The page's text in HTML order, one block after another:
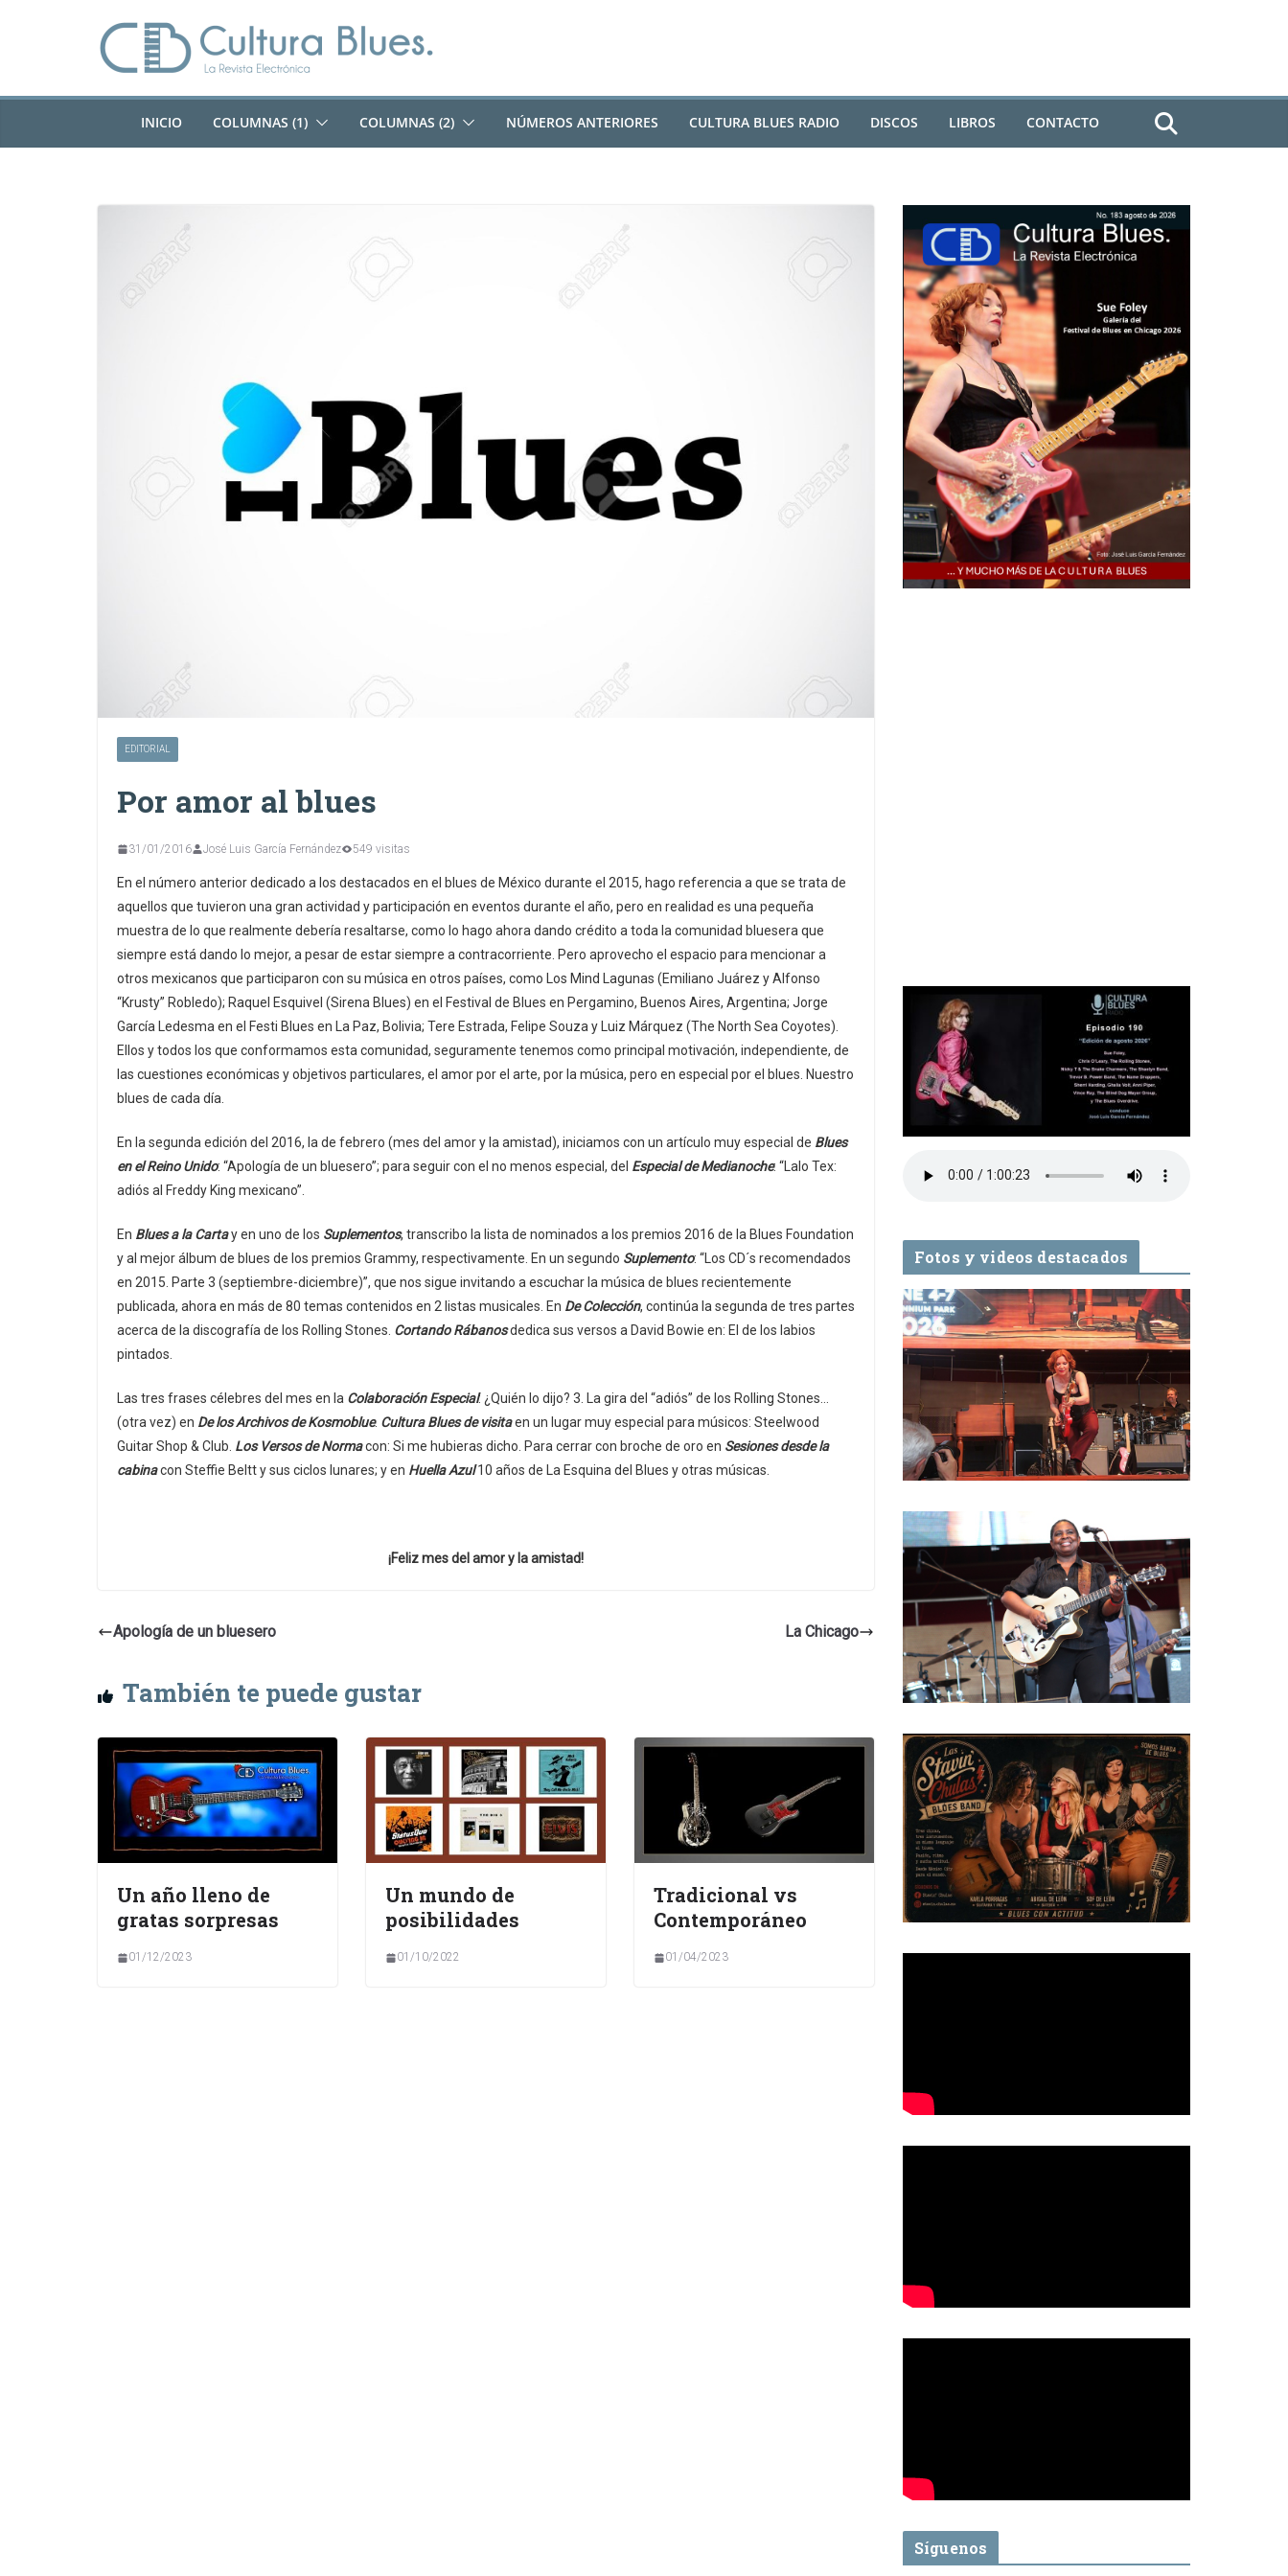
INICIO COLUMNAS (1) COLUMNAS (2) NÚMEROS ANTERIORES CULTURA BLUES RADIO DISCOS LIBROS CONTACTO
EDITORIAL
Por amor al blues
31/01/2016 José Luis García Fernández 549 visitas
En el número anterior dedicado a los destacados en el blues de México durante el 2015, hago referencia a que se trata de
aquellos que tuvieron una gran actividad y participación en eventos durante el año, pero en realidad es una pequeña
muestra de lo que realmente debería resaltarse, como lo hago ahora dando crédito a toda la comunidad bluesera que
siempre está dando lo mejor, a pesar de estar siempre a contracorriente. Pero aprovecho el espacio para mencionar a
otros mexicanos que participaron con su música en otros países, como Los Mind Lagunas (Emiliano Juárez y Alfonso
“Krusty” Robledo); Raquel Esquivel (Sirena Blues) en el Festival de Blues en Pergamino, Buenos Aires, Argentina; Jorge
García Ledesma en el Festi Blues en La Paz, Bolivia; Tere Estrada, Felipe Souza y Luiz Márquez (The North Sea Coyotes).
Ellos y todos los que conformamos esta comunidad, seguramente tenemos como principal motivación, independiente, de
las cuestiones económicas y objetivos particulares, el amor por el arte, por la música, pero en especial por el blues. Nuestro
blues de cada día.
En la segunda edición del 2016, la de febrero (mes del amor y la amistad), iniciamos con un artículo muy especial de Blues
en el Reino Unido: “Apología de un bluesero”; para seguir con el no menos especial, del Especial de Medianoche: “Lalo Tex:
adiós al Freddy King mexicano”.
En Blues a la Cartay en uno de los Suplementos, transcribo la lista de nominados a los premios 2016 de la Blues Foundation
y al mejor álbum de blues de los premios Grammy, respectivamente. En un segundo Suplemento: “Los CD´s recomendados
en 2015. Parte 3 (septiembre-diciembre)”, que nos sigue invitando a escuchar la música de blues recientemente
publicada, ahora en más de 80 temas contenidos en 2 listas musicales. En De Colección, continúa la segunda de tres partes
acerca de la discografía de los Rolling Stones. Cortando Rábanosdedica sus versos a David Bowie en: El de los labios
pintados.
Las tres frases célebres del mes en la Colaboración Especial: ¿Quién lo dijo? 3. La gira del “adiós” de los Rolling Stones…
(otra vez) en De los Archivos de Kosmoblue. Cultura Blues de visitaen un lugar muy especial para músicos: Steelwood
Guitar Shop & Club. Los Versos de Normacon: Si me hubieras dicho. Para cerrar con broche de oro en Sesiones desde la
cabinacon Steffie Beltt y sus ciclos lunares; y en Huella Azul10 años de La Esquina del Blues y otras músicas.
¡Feliz mes del amor y la amistad!
Apología de un bluesero La Chicago
También te puede gustar
Un año lleno de
gratas sorpresas
01/12/2023
Un mundo de
posibilidades
01/10/2022
Tradicional vs
Contemporáneo
01/04/2023
Fotos y videos destacados
Síguenos